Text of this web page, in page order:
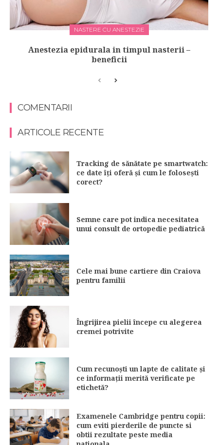
NASTERE CU ANESTEZIE
Anestezia epidurala in timpul nasterii –
beneficii
COMENTARII
ARTICOLE RECENTE
Tracking de sănătate pe smartwatch:
ce date îți oferă și cum le folosești
corect?
Semne care pot indica necesitatea
unui consult de ortopedie pediatrică
Cele mai bune cartiere din Craiova
pentru familii
Îngrijirea pielii începe cu alegerea
cremei potrivite
Cum recunoști un lapte de calitate și
ce informații merită verificate pe
etichetă?
Examenele Cambridge pentru copii:
cum eviti pierderile de puncte si
obtii rezultate peste media